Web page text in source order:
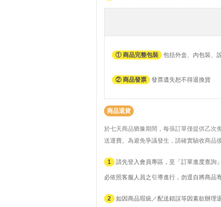
① 商品完整包裝 包括外盒、內包裝、
② 商品發票 發票遺失恕不得退換貨
商品退貨
於七天商品猶豫期間，每張訂單僅提供乙次
送運費。 為避免爭議發生，請確實驗收商品
1 請先登入會員專區，至「訂單進度查詢
必依照客服人員之引導進行，勿逕自將商品
2 如因商品瑕疵／配送錯誤等因素欲辦理